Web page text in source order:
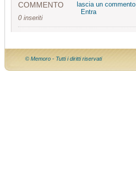
COMMENTO
0 inseriti
lascia un commento
Entra
© Memoro - Tutti i diritti riservati